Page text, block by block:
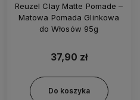
Reuzel Clay Matte Pomade –
Matowa Pomada Glinkowa
do Włosów 95g
37,90 zł
Do koszyka